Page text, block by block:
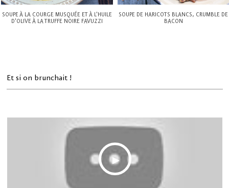
SOUPE À LA COURGE MUSQUÉE ET À L'HUILE
D'OLIVE À LA TRUFFE NOIRE FAVUZZI
SOUPE DE HARICOTS BLANCS, CRUMBLE DE
BACON
Et si on brunchait !